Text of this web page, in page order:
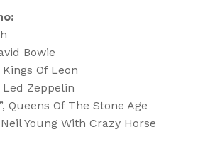
Bowie
Of Leon
Led Zeppelin
Queens Of The Stone Age
Young With Crazy Horse